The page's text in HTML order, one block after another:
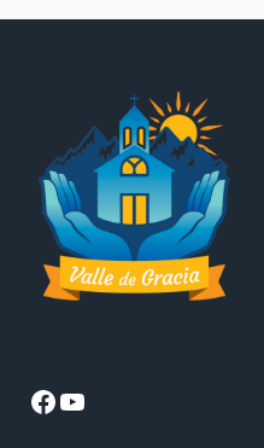
Facebook
YouTube